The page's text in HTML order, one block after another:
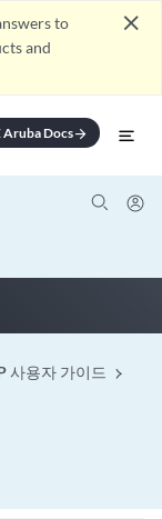
to
and
close
Aruba Docsarrow_forward
사용자 가이드